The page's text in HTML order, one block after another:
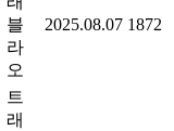
블
라
오
2025.08.07 1872
트
래